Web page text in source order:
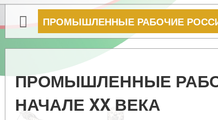
ПРОМЫШЛЕННЫЕ РАБОЧИЕ
ПРОМЫШЛЕННЫЕ
НАЧАЛЕ XX ВЕКА